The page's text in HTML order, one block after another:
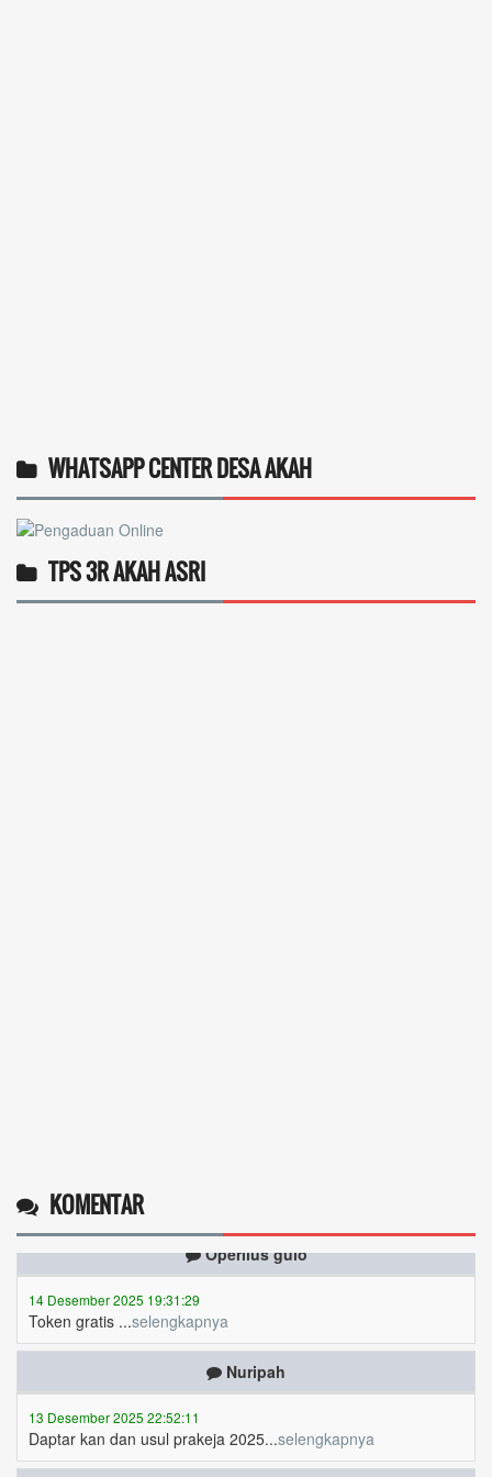
WHATSAPP CENTER DESA AKAH
TPS 3R AKAH ASRI
KOMENTAR
14 Desember 2025 19:31:29
Token gratis ...selengkapnya
Nuripah
Daptar kan dan usul prakeja 2025...selengkapnya
Erizal